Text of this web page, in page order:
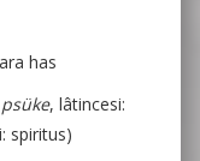
has
psüke, lâtincesi:
spiritus)